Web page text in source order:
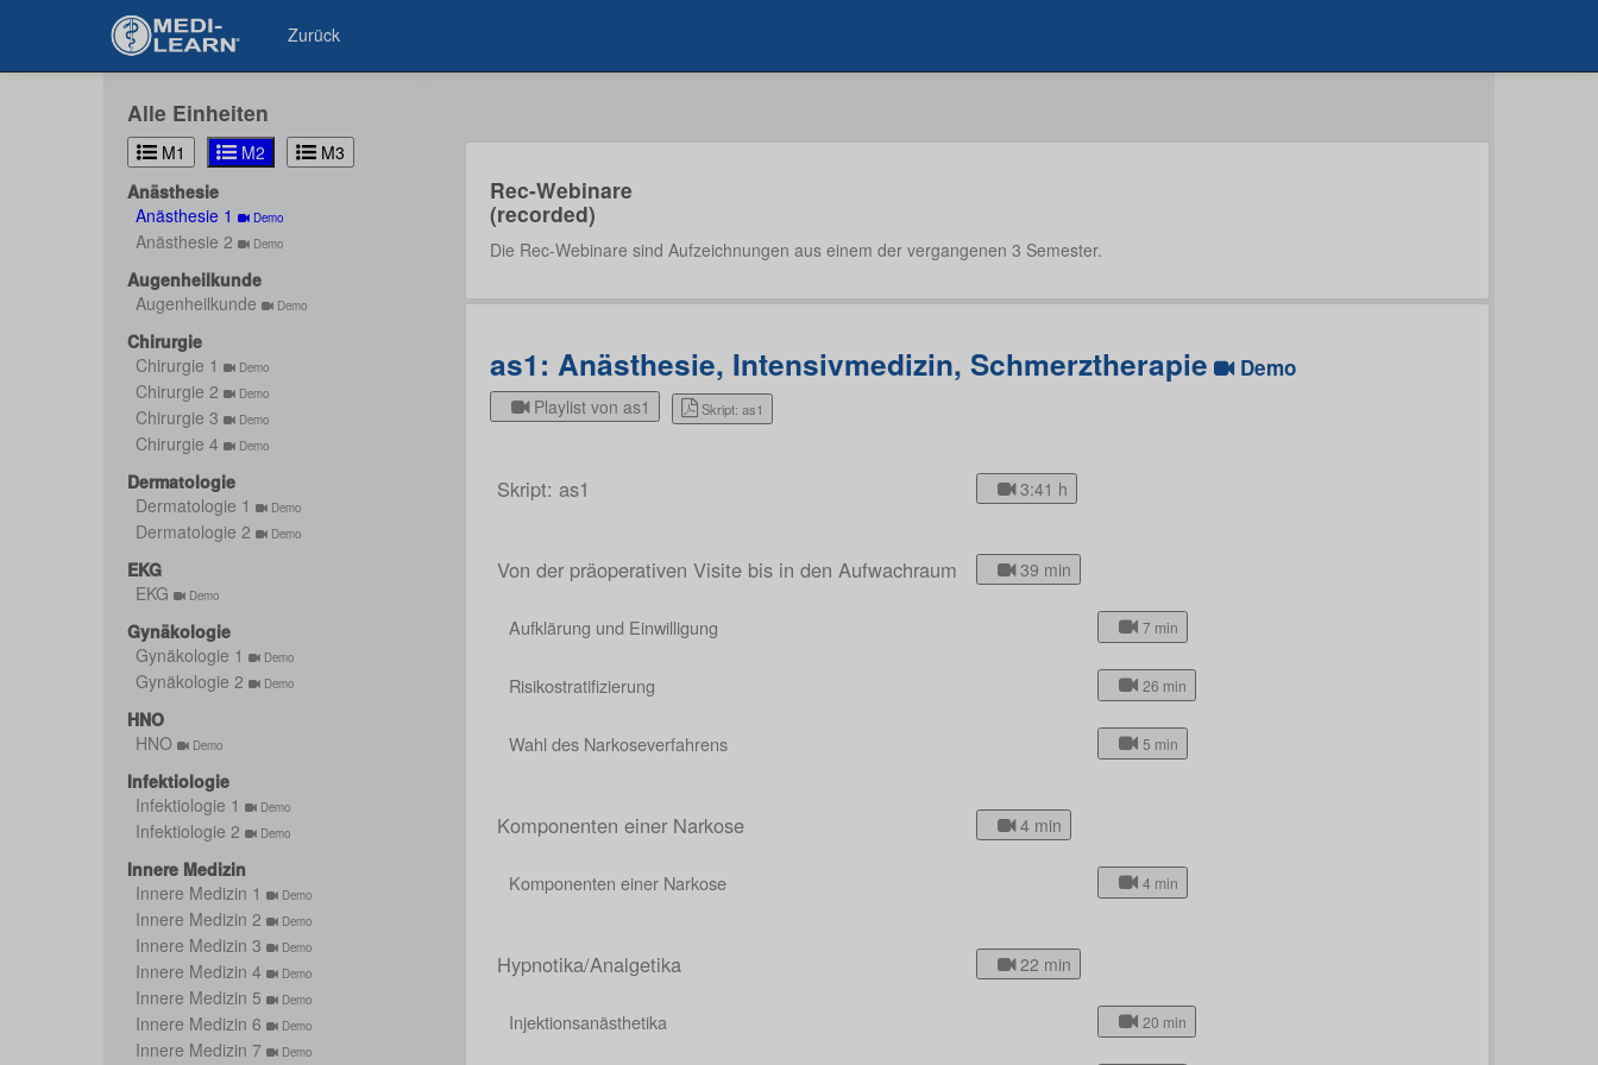
Zurück
Alle Einheiten
M1 M2
M3
Anästhesie
Anästhesie 1
Demo
Anästhesie 2 Demo
Augenheilkunde
Augenheilkunde
Demo
Chirurgie
Chirurgie 1
Demo
Chirurgie 2 Demo
Chirurgie 3 Demo
Chirurgie 4 Demo
Dermatologie
Dermatologie 1
Demo
Dermatologie 2 Demo
EKG
EKG
Demo
Gynäkologie
Gynäkologie 1
Demo
Gynäkologie 2 Demo
HNO
HNO
Demo
Infektiologie
Infektiologie 1
Demo
Infektiologie 2 Demo
Innere Medizin
Innere Medizin 1
Demo
Innere Medizin 2 Demo
Innere Medizin 3 Demo
Innere Medizin 4 Demo
Innere Medizin 5 Demo
Innere Medizin 6 Demo
Innere Medizin 7 Demo
Rec-Webinare
(recorded)
Die Rec-Webinare sind Aufzeichnungen aus einem der vergangenen 3 Semester.
as1: Anästhesie, Intensivmedizin, Schmerztherapie Demo
Playlist von as1 Skript: as1
Skript: as1 3:41 h
Von der präoperativen Visite bis in den Aufwachraum 39 min
Aufklärung und Einwilligung 7 min
Risikostratifizierung 26 min
Wahl des Narkoseverfahrens 5 min
Komponenten einer Narkose 4 min
Komponenten einer Narkose 4 min
Hypnotika/Analgetika 22 min
Injektionsanästhetika 20 min